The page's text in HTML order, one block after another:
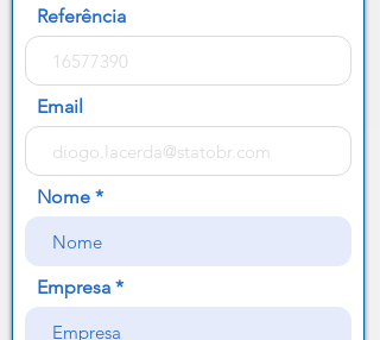
Referência
Email
Nome
Empresa